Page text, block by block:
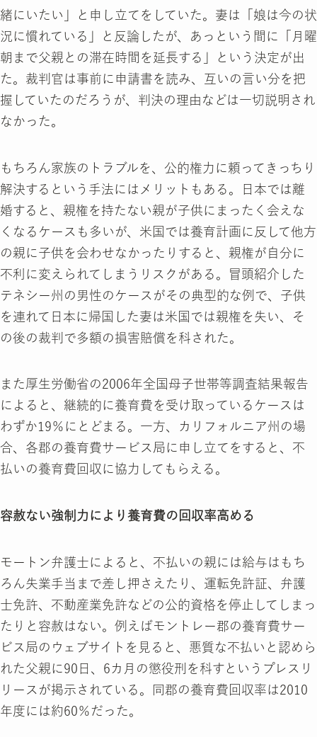
緒にいたい」と申し立てをしていた。妻は「娘は今の状
況に慣れている」と反論したが、あっという間に「月曜
朝まで父親との滞在時間を延長する」という決定が出
た。裁判官は事前に申請書を読み、互いの言い分を把
握していたのだろうが、判決の理由などは一切説明され
なかった。
もちろん家族のトラブルを、公的権力に頼ってきっちり
解決するという手法にはメリットもある。日本では離
婚すると、親権を持たない親が子供にまったく会えな
くなるケースも多いが、米国では養育計画に反して他方
の親に子供を会わせなかったりすると、親権が自分に
不利に変えられてしまうリスクがある。冒頭紹介した
テネシー州の男性のケースがその典型的な例で、子供
を連れて日本に帰国した妻は米国では親権を失い、そ
の後の裁判で多額の損害賠償を科された。
また厚生労働省の2006年全国母子世帯等調査結果報告
によると、継続的に養育費を受け取っているケースは
わずか19％にとどまる。一方、カリフォルニア州の場
合、各郡の養育費サービス局に申し立てをすると、不
払いの養育費回収に協力してもらえる。
容赦ない強制力により養育費の回収率高める
モートン弁護士によると、不払いの親には給与はもち
ろん失業手当まで差し押さえたり、運転免許証、弁護
士免許、不動産業免許などの公的資格を停止してしまっ
たりと容赦はない。例えばモントレー郡の養育費サー
ビス局のウェブサイトを見ると、悪質な不払いと認めら
れた父親に90日、6カ月の懲役刑を科すというプレスリ
リースが掲示されている。同郡の養育費回収率は2010
年度には約60％だった。